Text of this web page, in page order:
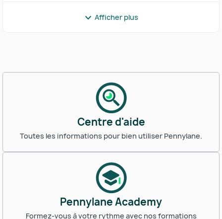
Afficher plus
Centre d'aide
Toutes les informations pour bien utiliser Pennylane.
Pennylane Academy
Formez-vous à votre rythme avec nos formations